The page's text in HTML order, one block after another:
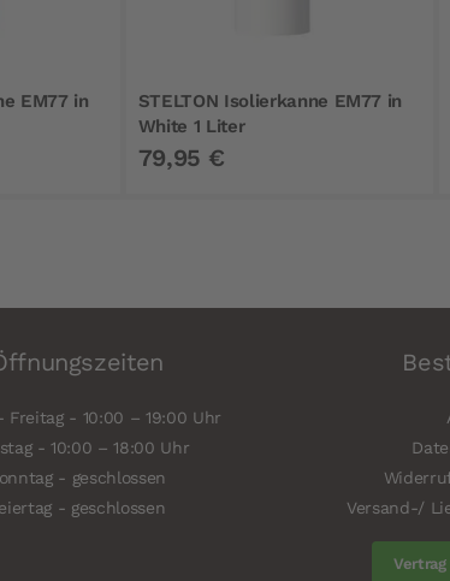
EM77 in
STELTON Isolierkanne EM77 in
White 1 Liter
79,95 €
Freitag - 10:00 – 19:00 Uhr
- 10:00 – 18:00 Uhr
- geschlossen
- geschlossen
Versand-/